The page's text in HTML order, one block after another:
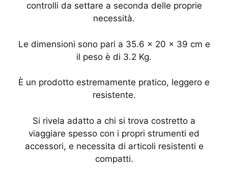
controlli da settare a seconda delle proprie
necessità.
Le dimensioni sono pari a 35.6 x 20 x 39 cm e
il peso è di 3.2 Kg.
È un prodotto estremamente pratico, leggero e
resistente.
Si rivela adatto a chi si trova costretto a
viaggiare spesso con i propri strumenti ed
accessori, e necessita di articoli resistenti e
compatti.